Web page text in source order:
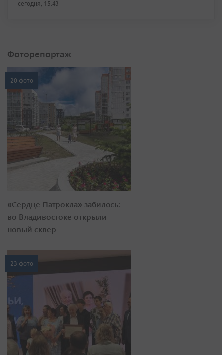
сегодня, 15:43
Фоторепортаж
20 фото
«Сердце Патрокла» забилось:
во Владивостоке открыли
новый сквер
23 фото